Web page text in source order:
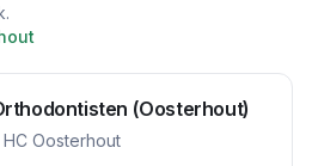
(Oosterhout)
Oosterhout